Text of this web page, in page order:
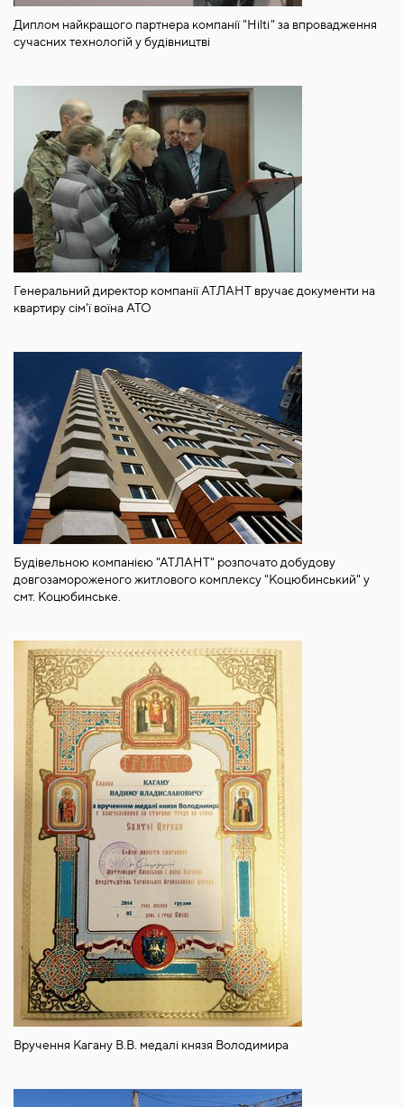
Диплом найкращого партнера компанії "Hilti" за впровадження
сучасних технологій у будівництві
Генеральний директор компанії АТЛАНТ вручає документи на
квартиру сім'ї воїна АТО
Будівельною компанією "АТЛАНТ" розпочато добудову
довгозамороженого житлового комплексу "Коцюбинський" у
смт. Коцюбинське.
Вручення Кагану В.В. медалі князя Володимира